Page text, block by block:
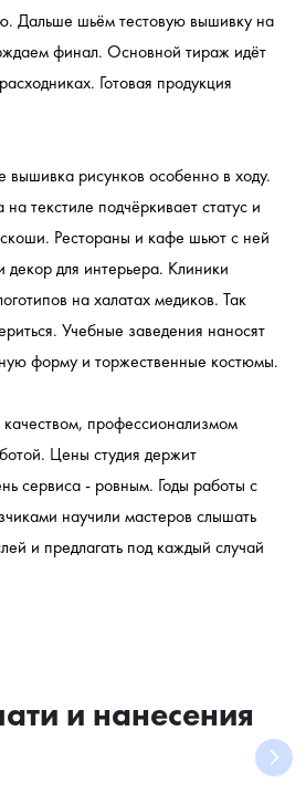
Дальше шьём тестовую вышивку на
финал. Основной тираж идёт
Готовая продукция
вышивка рисунков особенно в ходу.
текстиле подчёркивает статус и
Рестораны и кафе шьют с ней
для интерьера. Клиники
на халатах медиков. Так
Учебные заведения наносят
форму и торжественные костюмы.
профессионализмом
Цены студия держит
сервиса - ровным. Годы работы с
научили мастеров слышать
и предлагать под каждый случай
и нанесения